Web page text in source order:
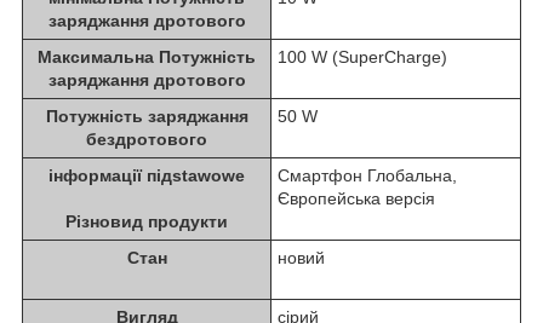
заряджання дротового
Максимальна Потужність
заряджання дротового
100 W (SuperCharge)
Потужність заряджання
бездротового
50 W
інформації підstawowe
Різновид продукти
Смартфон Глобальна,
Європейська версія
Стан новий
Вигляд сірий